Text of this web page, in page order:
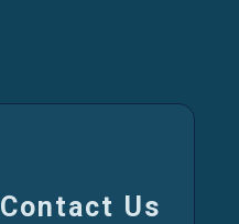
Contact Us